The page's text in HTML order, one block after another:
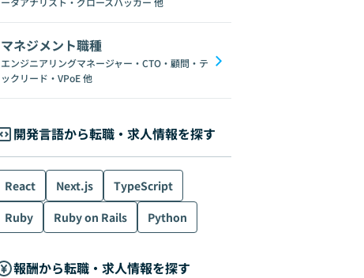
マネジメント職種
エンジニアリングマネージャー・CTO・顧問・テ
ックリード・VPoE他
開発言語から転職・求人情報を探す
React Next.js
TypeScript
Ruby
Ruby on Rails Python
報酬から転職・求人情報を探す